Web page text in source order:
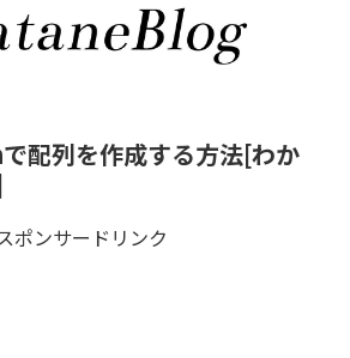
配列を作成する方法[わか
ポンサードリンク